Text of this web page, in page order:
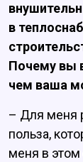
в
Почему вы
чем ваша
– Для меня
польза,
меня в